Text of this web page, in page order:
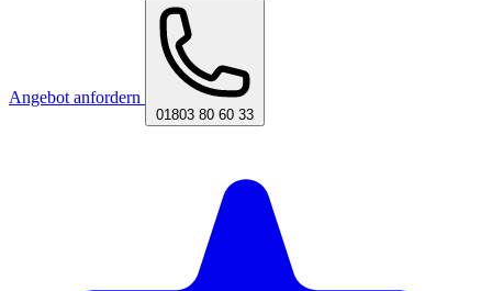
Angebot anfordern
01803 80 60 33